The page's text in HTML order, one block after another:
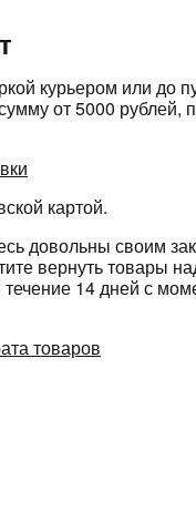
курьером или до
от 5000 рублей,
картой.
довольны своим
вернуть товары
14 дней с
товаров